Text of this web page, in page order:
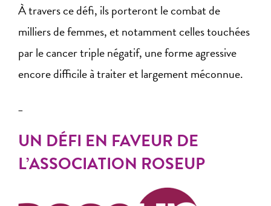
À travers ce défi, ils porteront le combat de
milliers de femmes, et notamment celles touchées
par le cancer triple négatif, une forme agressive
encore difficile à traiter et largement méconnue.
_
UN DÉFI EN FAVEUR DE
L’ASSOCIATION ROSEUP